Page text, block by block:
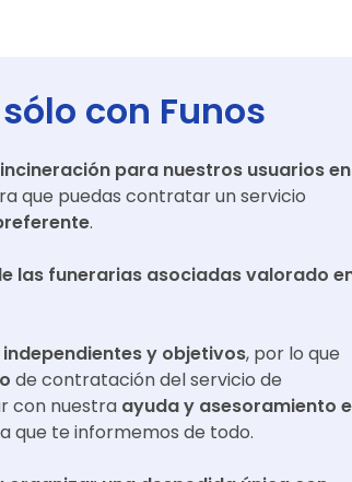
con Funos
para nuestros usuarios
que puedas contratar un servicio
.
las funerarias asociadas valorado
y objetivos, por lo que
de contratación del servicio de
con nuestra ayuda y asesoramiento
que te informemos de todo.